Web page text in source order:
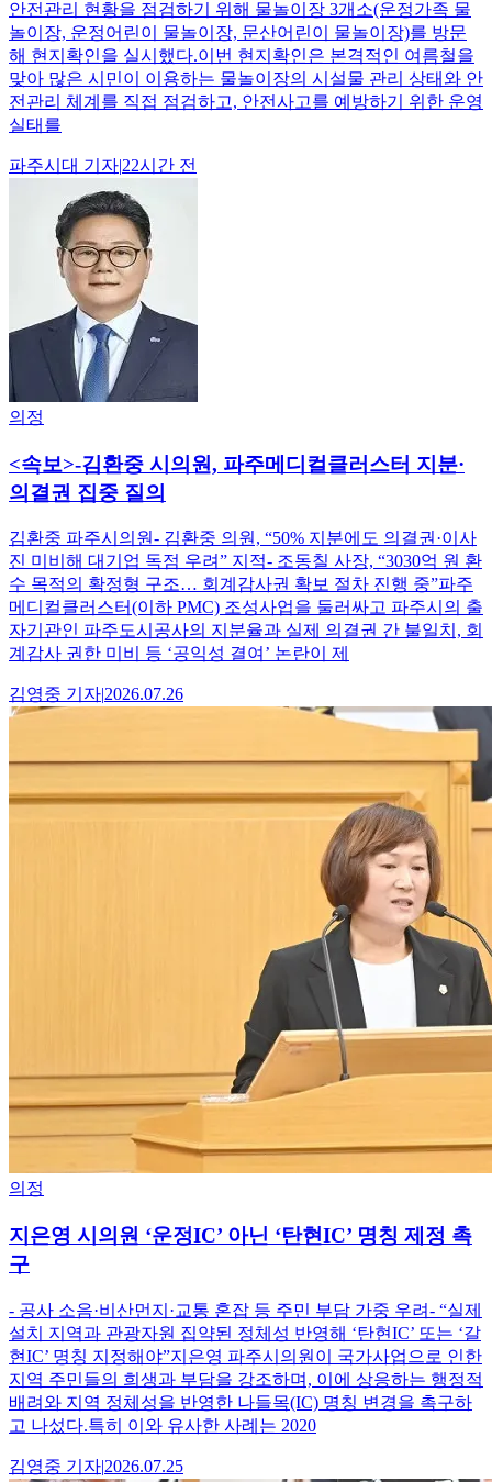
안전관리 현황을 점검하기 위해 물놀이장 3개소(운정가족 물
놀이장, 운정어린이 물놀이장, 문산어린이 물놀이장)를 방문
해 현지확인을 실시했다.이번 현지확인은 본격적인 여름철을
맞아 많은 시민이 이용하는 물놀이장의 시설물 관리 상태와 안
전관리 체계를 직접 점검하고, 안전사고를 예방하기 위한 운영
실태를
파주시대 기자|22시간 전
의정
<속보>-김환중 시의원, 파주메디컬클러스터 지분·
의결권 집중 질의
김환중 파주시의원- 김환중 의원, “50% 지분에도 의결권·이사
진 미비해 대기업 독점 우려” 지적- 조동칠 사장, “3030억 원 환
수 목적의 확정형 구조… 회계감사권 확보 절차 진행 중”파주
메디컬클러스터(이하 PMC) 조성사업을 둘러싸고 파주시의 출
자기관인 파주도시공사의 지분율과 실제 의결권 간 불일치, 회
계감사 권한 미비 등 ‘공익성 결여’ 논란이 제
김영중 기자|2026.07.26
의정
지은영 시의원 ‘운정IC’ 아닌 ‘탄현IC’ 명칭 제정 촉
구
- 공사 소음·비산먼지·교통 혼잡 등 주민 부담 가중 우려- “실제
설치 지역과 관광자원 집약된 정체성 반영해 ‘탄현IC’ 또는 ‘갈
현IC’ 명칭 지정해야”지은영 파주시의원이 국가사업으로 인한
지역 주민들의 희생과 부담을 강조하며, 이에 상응하는 행정적
배려와 지역 정체성을 반영한 나들목(IC) 명칭 변경을 촉구하
고 나섰다.특히 이와 유사한 사례는 2020
김영중 기자|2026.07.25